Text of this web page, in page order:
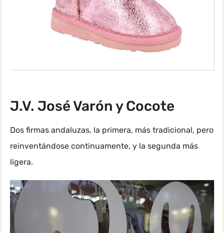
J.V. José Varón y Cocote
Dos firmas andaluzas, la primera, más tradicional, pero
reinventándose continuamente, y la segunda más
ligera.